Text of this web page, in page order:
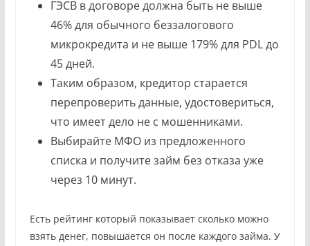
ГЭСВ в договоре должна быть не выше
46% для обычного беззалогового
микрокредита и не выше 179% для PDL до
45 дней.
Таким образом, кредитор старается
перепроверить данные, удостовериться,
что имеет дело не с мошенниками.
Выбирайте МФО из предложенного
списка и получите займ без отказа уже
через 10 минут.
Есть рейтинг который показывает сколько можно
взять денег, повышается он после каждого займа. У